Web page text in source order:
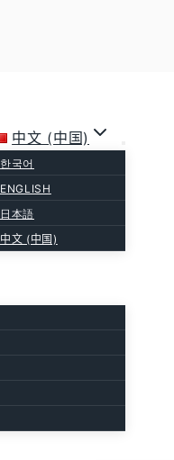
中文 (中国)
한국어
ENGLISH
日本語
中文 (中国)